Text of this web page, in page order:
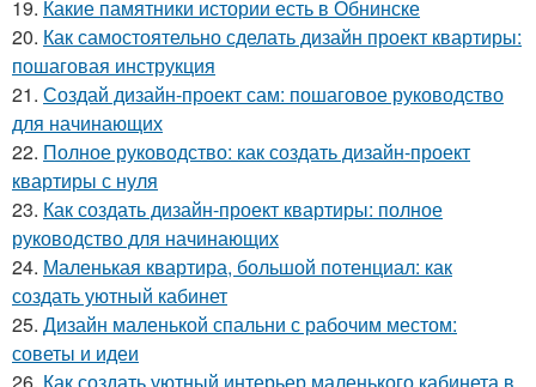
19. Какие памятники истории есть в Обнинске
20. Как самостоятельно сделать дизайн проект квартиры:
пошаговая инструкция
21. Создай дизайн-проект сам: пошаговое руководство
для начинающих
22. Полное руководство: как создать дизайн-проект
квартиры с нуля
23. Как создать дизайн-проект квартиры: полное
руководство для начинающих
24. Маленькая квартира, большой потенциал: как
создать уютный кабинет
25. Дизайн маленькой спальни с рабочим местом:
советы и идеи